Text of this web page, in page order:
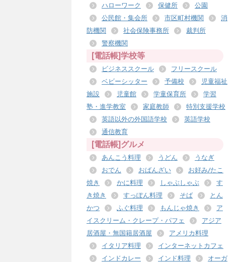
ハローワーク 保健所
公園
公民館・集会所
市区町村機関
消
防機関
社会保険事務所
裁判所
警察機関
[電話帳]学校等
ビジネススクール
フリースクール
ベビーシッター
予備校
児童福祉
施設
児童館 学童保育所
学習
塾・進学教室
家庭教師
特別支援学校
英語以外の外国語学校
英語学校
通信教育
[電話帳]グルメ
あんこう料理 うどん
うなぎ
おでん
おばんざい
お好み/たこ
焼き
かに料理 しゃぶしゃぶ
す
き焼き
すっぽん料理 そば
とん
かつ
ふぐ料理 もんじゃ焼き
ア
イスクリーム・クレープ・パフェ
アジア
居酒屋・無国籍居酒屋
アメリカ料理
イタリア料理
インターネットカフェ
インドカレー
インド料理
オーガ